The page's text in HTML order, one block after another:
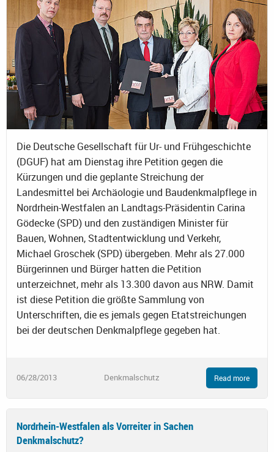
Die Deutsche Gesellschaft für Ur- und Frühgeschichte
(DGUF) hat am Dienstag ihre Petition gegen die
Kürzungen und die geplante Streichung der
Landesmittel bei Archäologie und Baudenkmalpflege in
Nordrhein-Westfalen an Landtags-Präsidentin Carina
Gödecke (SPD) und den zuständigen Minister für
Bauen, Wohnen, Stadtentwicklung und Verkehr,
Michael Groschek (SPD) übergeben. Mehr als 27.000
Bürgerinnen und Bürger hatten die Petition
unterzeichnet, mehr als 13.300 davon aus NRW. Damit
ist diese Petition die größte Sammlung von
Unterschriften, die es jemals gegen Etatstreichungen
bei der deutschen Denkmalpflege gegeben hat.
06/28/2013 Denkmalschutz Read more
Nordrhein-Westfalen als Vorreiter in Sachen
Denkmalschutz?